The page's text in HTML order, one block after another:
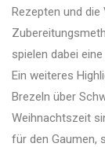
Rezepten und
spielen dabei
Ein weiteres
Brezeln über
Weihnachtszeit
für den Gaumen,